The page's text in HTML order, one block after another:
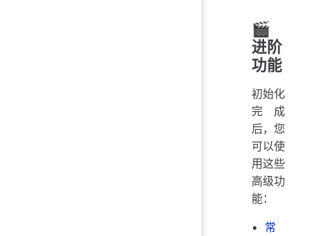
🎬
进阶
功能
初始化
完成
后，您
可以使
用这些
高级功
能：
常